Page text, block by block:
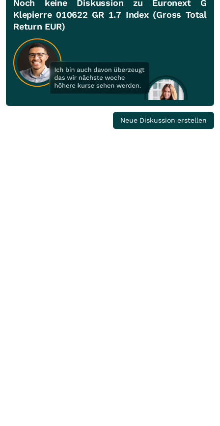
Noch keine Diskussion zu Euronext G
Klepierre 010622 GR 1.7 Index (Gross Total
Return EUR)
Neue Diskussion erstellen